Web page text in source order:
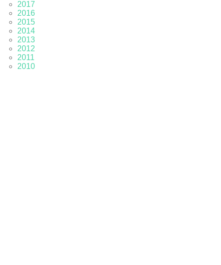
2017
2016
2015
2014
2013
2012
2011
2010